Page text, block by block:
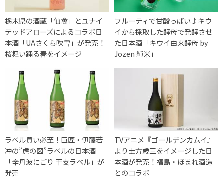
栃木県の酒蔵「仙禽」とユナイ
テッドアローズによるコラボ日
本酒「UAさくら吹雪」が発売！
桜舞い踊る春をイメージ
フルーティで甘酸っぱい♪キウ
イから採取した酵母で発酵させ
た日本酒「キウイ由来酵母 by
Jozen 純米」
ラベル買い必至！巨匠・伊藤若
冲の”虎の図”ラベルの日本酒
「辛丹波にごり 干支ラベル」が
発売
TVアニメ『ゴールデンカムイ』
より土方歳三をイメージした日
本酒が発売！福島・ほまれ酒造
とのコラボ